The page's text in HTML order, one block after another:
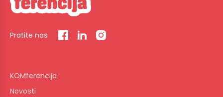
Pratite nas
KOMferencija
Novosti